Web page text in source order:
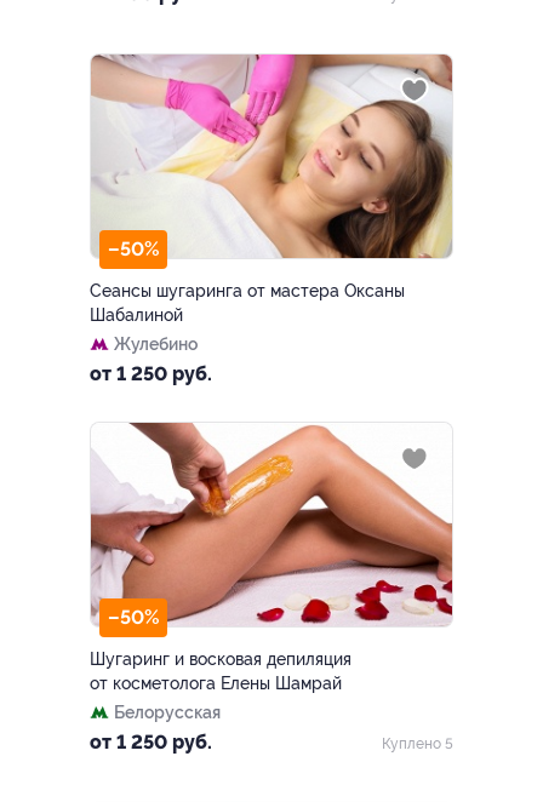
–50%
Сеансы шугаринга от мастера Оксаны
Шабалиной
Жулебино
от 1 250 руб.
–50%
Шугаринг и восковая депиляция
от косметолога Елены Шамрай
Белорусская
от 1 250 руб. Куплено 5